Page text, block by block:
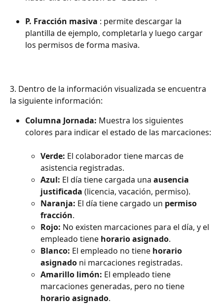
P. Fracción masiva : permite descargar la
plantilla de ejemplo, completarla y luego cargar
los permisos de forma masiva.
3. Dentro de la información visualizada se encuentra
la siguiente información:
Columna Jornada: Muestra los siguientes
colores para indicar el estado de las marcaciones:
Verde: El colaborador tiene marcas de
asistencia registradas.
Azul: El día tiene cargada una ausencia
justificada (licencia, vacación, permiso).
Naranja: El día tiene cargado un permiso
fracción.
Rojo: No existen marcaciones para el día, y el
empleado tiene horario asignado.
Blanco: El empleado no tiene horario
asignado ni marcaciones registradas.
Amarillo limón: El empleado tiene
marcaciones generadas, pero no tiene
horario asignado.